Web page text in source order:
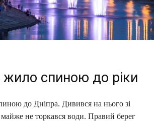
спиною до ріки
до Дніпра. Дивився на нього зі
майже не торкався води. Правий берег